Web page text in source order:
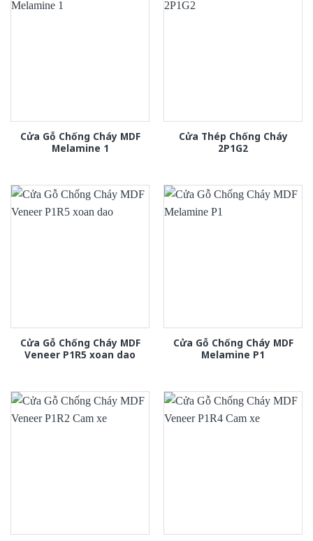
Cửa Gỗ Chống Cháy MDF
Melamine 1
Cửa Thép Chống Cháy
2P1G2
Cửa Gỗ Chống Cháy MDF
Veneer P1R5 xoan dao
Cửa Gỗ Chống Cháy MDF
Melamine P1